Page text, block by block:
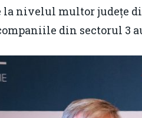
nivelul multor județe
din sectorul 3